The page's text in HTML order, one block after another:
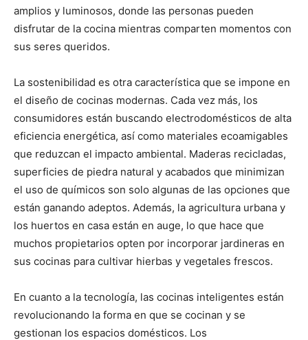
amplios y luminosos, donde las personas pueden
disfrutar de la cocina mientras comparten momentos con
sus seres queridos.
La sostenibilidad es otra característica que se impone en
el diseño de cocinas modernas. Cada vez más, los
consumidores están buscando electrodomésticos de alta
eficiencia energética, así como materiales ecoamigables
que reduzcan el impacto ambiental. Maderas recicladas,
superficies de piedra natural y acabados que minimizan
el uso de químicos son solo algunas de las opciones que
están ganando adeptos. Además, la agricultura urbana y
los huertos en casa están en auge, lo que hace que
muchos propietarios opten por incorporar jardineras en
sus cocinas para cultivar hierbas y vegetales frescos.
En cuanto a la tecnología, las cocinas inteligentes están
revolucionando la forma en que se cocinan y se
gestionan los espacios domésticos. Los